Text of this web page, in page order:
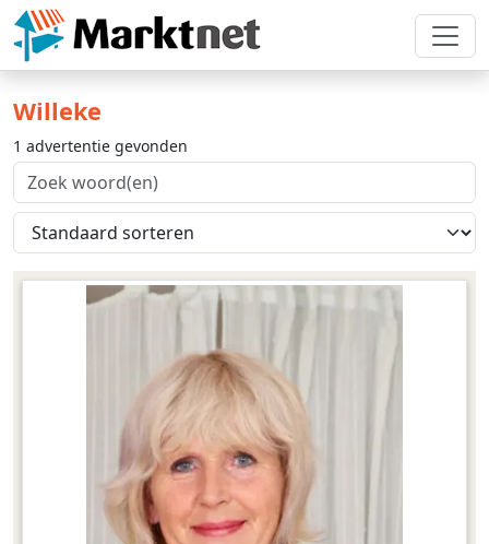
Willeke
1 advertentie gevonden